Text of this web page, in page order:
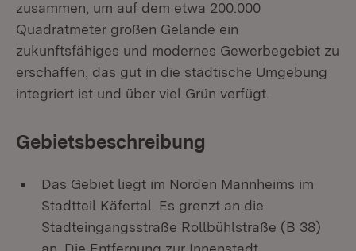
zusammen, um auf dem etwa 200.000
Quadratmeter großen Gelände ein
zukunftsfähiges und modernes Gewerbegebiet zu
erschaffen, das gut in die städtische Umgebung
integriert ist und über viel Grün verfügt.
Gebietsbeschreibung
Das Gebiet liegt im Norden Mannheims im
Stadtteil Käfertal. Es grenzt an die
Stadteingangsstraße Rollbühlstraße (B 38)